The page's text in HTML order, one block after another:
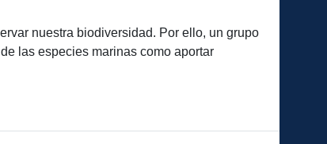
nuestra biodiversidad. Por ello, un grupo
las especies marinas como aportar